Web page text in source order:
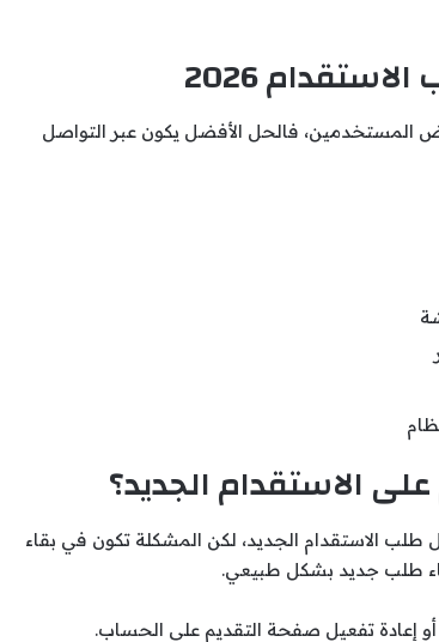
2026
المستخدمين، فالحل الأفضل يكون عبر التواصل
الاستقدام الجديد؟
طلب الاستقدام الجديد، لكن المشكلة تكون في بقاء
طلب جديد بشكل طبيعي.
أو إعادة تفعيل صفحة التقديم على الحساب.